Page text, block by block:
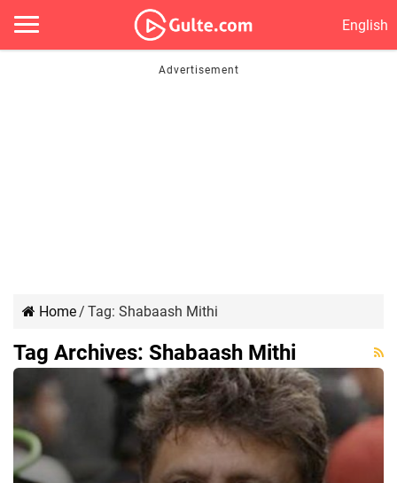
English
Home/ Tag: Shabaash Mithi
Tag Archives: Shabaash Mithi